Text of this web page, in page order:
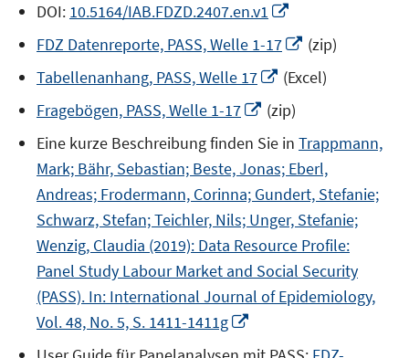
DOI: 10.5164/IAB.FDZD.2407.en.v1
neuem
Fenster
öffnen
FDZ Datenreporte, PASS, Welle 1-17
In
Fenster
(zip)
Tabellenanhang, PASS, Welle 17
In
Fenster
öffnen
(Excel)
Fragebögen, PASS, Welle 1-17
In
Fenster
öffnen
(zip)
Eine kurze Beschreibung finden Sie in Trappmann,
Mark; Bähr, Sebastian; Beste, Jonas; Eberl,
Andreas; Frodermann, Corinna; Gundert, Stefanie;
Schwarz, Stefan; Teichler, Nils; Unger, Stefanie;
Wenzig, Claudia (2019): Data Resource Profile:
Panel Study Labour Market and Social Security
(PASS). In: International Journal of Epidemiology,
Vol. 48, No. 5, S. 1411-1411g